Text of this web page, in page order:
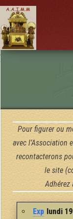
Musique
Pour figurer ou
avec l’Association
recontacterons
le site
Adhérez
lundi
Exp